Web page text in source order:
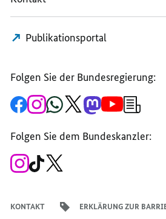
Publikationsportal
Folgen Sie der Bundesregierung:
Zur
Facebook-
Bundesregierung
Zum
Instagram-
Bundesregierung
Zum
WhatsApp-
Bundesregierung
Zum
X-
Regierungssprechers
Zum
Mastodon-
Bundesregierung
Zum
YouTube-
Folgen Sie dem Bundeskanzler:
Zum
Instagram-
Zum
TikTok-
KONTAKT ERKLÄRUNG ZUR